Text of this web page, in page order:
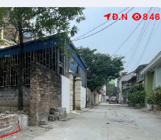
Đ.N 846